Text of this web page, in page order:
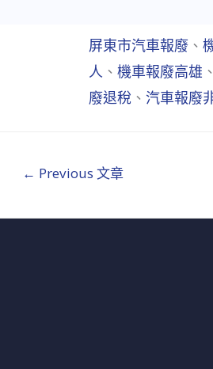
屏東市汽車報廢 、
人 、 機車報廢高雄 、
廢退稅 、 汽車報廢
← Previous 文章